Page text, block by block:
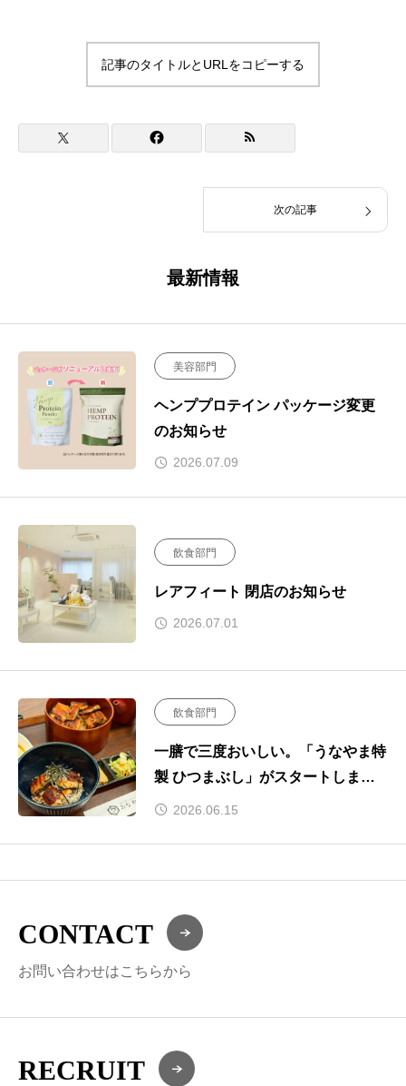
記事のタイトルとURLをコピーする
次の記事
最新情報
美容部門
ヘンププロテイン パッケージ変更
のお知らせ
2026.07.09
飲食部門
レアフィート 閉店のお知らせ
2026.07.01
飲食部門
一膳で三度おいしい。「うなやま特
製 ひつまぶし」がスタートしま
す！2026.06.15
CONTACT
お問い合わせはこちらから
RECRUIT